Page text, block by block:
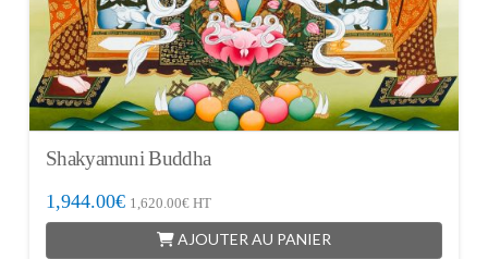
Shakyamuni Buddha
1,944.00€ 1,620.00€HT
AJOUTER AU PANIER